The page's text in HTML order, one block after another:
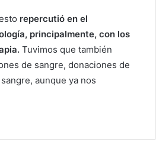
repercutió en el
principalmente, con los
Tuvimos que también
de sangre, donaciones de
aunque ya nos